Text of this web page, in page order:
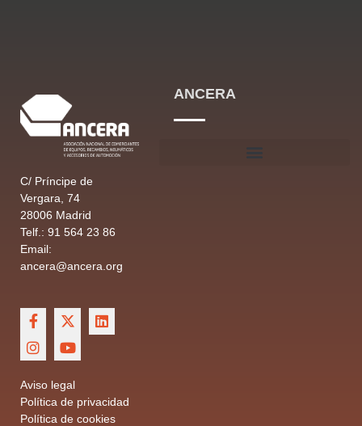
C/ Príncipe de
Vergara, 74
28006 Madrid
Telf.: 91 564 23 86
Email:
ancera@ancera.org
Aviso legal
Política de privacidad
Política de cookies
ANCERA